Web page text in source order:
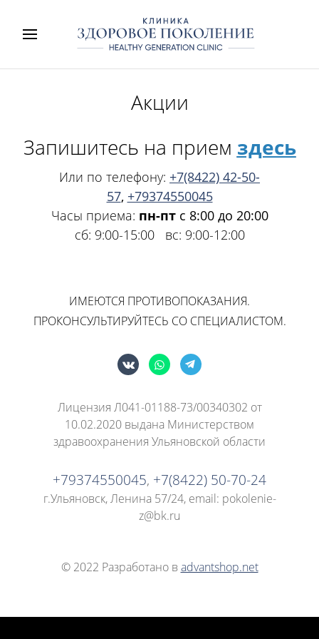
Акции
Запишитесь на прием здесь
Или по телефону: +7(8422) 42-50-
57, +79374550045
Часы приема: пн-пт с 8:00 до 20:00
сб: 9:00-15:00 вс: 9:00-12:00
ИМЕЮТСЯ ПРОТИВОПОКАЗАНИЯ.
ПРОКОНСУЛЬТИРУЙТЕСЬ СО СПЕЦИАЛИСТОМ.
Лицензия Л041-01188-73/00340302 от
10.02.2020 выдана Министерством
здравоохранения Ульяновской области
+79374550045, +7(8422) 50-70-24
г.Ульяновск, Ленина 57/24, email: pokolenie-
z@bk.ru
© 2022 Разработано в advantshop.net